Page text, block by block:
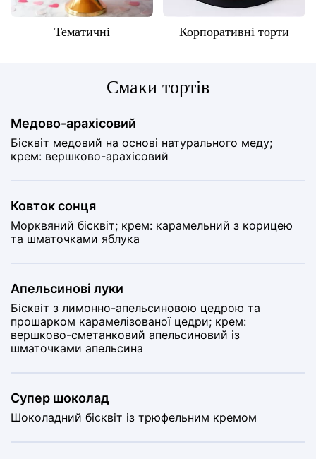
Тематичні Корпоративні торти
Cмаки тортів
Медово-арахісовий
Бісквіт медовий на основі натурального меду;
крем: вершково-арахісовий
Ковток сонця
Морквяний бісквіт; крем: карамельний з корицею
та шматочками яблука
Апельсинові луки
Бісквіт з лимонно-апельсиновою цедрою та
прошарком карамелізованої цедри; крем:
вершково-сметанковий апельсиновий із
шматочками апельсина
Супер шоколад
Шоколадний бісквіт із трюфельним кремом